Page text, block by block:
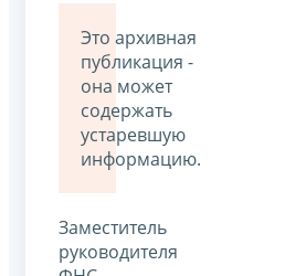
Это архивная
публикация -
она может
содержать
устаревшую
информацию.
Заместитель
руководителя